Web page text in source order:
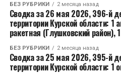
БЕЗ РУБРИКИ 2 месяца назад
Сводка за 26 мая 2026, 396-й
территории Курской области:
ракетная (Глушковский
БЕЗ РУБРИКИ 2 месяца назад
Сводка за 25 мая 2026, 395-й
территории Курской области: 1